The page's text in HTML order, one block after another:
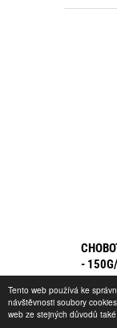
Tento web používá ke
návštěvnosti soubory
web ze stejných důvodů
-
Kód